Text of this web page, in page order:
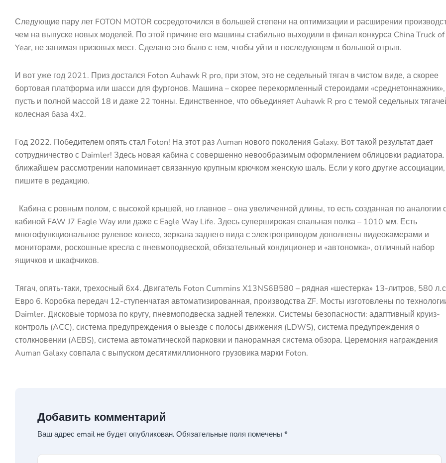
Следующие пару лет FOTON MOTOR сосредоточился в большей степени на оптимизации и расширении
чем на выпуске новых моделей. По этой причине его машины стабильно выходили в финал конкурса China Truck
Year, не занимая призовых мест. Сделано это было с тем, чтобы уйти в последующем в большой отрыв.
И вот уже год 2021. Приз достался Foton Auhawk R pro, при этом, это не седельный тягач в чистом виде, а скорее
бортовая платформа или шасси для фургонов. Машина – скорее перекормленный стероидами «среднетоннажник»,
пусть и полной массой 18 и даже 22 тонны. Единственное, что объединяет Auhawk R pro с темой седельных
колесная база 4х2.
Год 2022. Победителем опять стал Foton! На этот раз Auman нового поколения Galaxy. Вот такой результат дает
сотрудничество с Daimler! Здесь новая кабина с совершенно невообразимым оформлением облицовки
ближайшем рассмотрении напоминает связанную крупным крючком женскую шаль. Если у кого другие ассоциации,
пишите в редакцию.
Кабина с ровным полом, с высокой крышей, но главное – она увеличенной длины, то есть созданная по аналогии
кабиной FAW J7 Eagle Way или даже с Eagle Way Life. Здесь суперширокая спальная полка – 1010 мм. Есть
многофункциональное рулевое колесо, зеркала заднего вида с электроприводом дополнены видеокамерами и
мониторами, роскошные кресла с пневмоподвеской, обязательный кондиционер и «автономка», отличный набор
ящичков и шкафчиков.
Тягач, опять-таки, трехосный 6х4. Двигатель Foton Cummins X13NS6B580 – рядная «шестерка» 13-литров, 580 л.
Евро 6. Коробка передач 12-ступенчатая автоматизированная, производства ZF. Мосты изготовлены по
Daimler. Дисковые тормоза по кругу, пневмоподвеска задней тележки. Системы безопасности: адаптивный круиз-
контроль (ACC), система предупреждения о выезде с полосы движения (LDWS), система предупреждения о
столкновении (AEBS), система автоматической парковки и панорамная система обзора. Церемония награждения
Auman Galaxy совпала с выпуском десятимиллионного грузовика марки Foton.
Добавить комментарий
Ваш адрес email не будет опубликован. Обязательные поля помечены *